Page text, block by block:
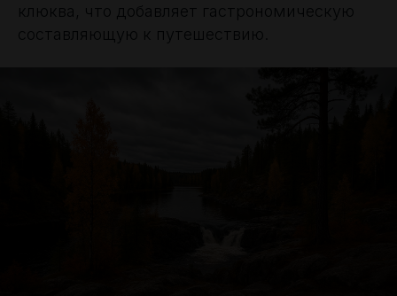
клюква, что добавляет гастрономическую
составляющую к путешествию.